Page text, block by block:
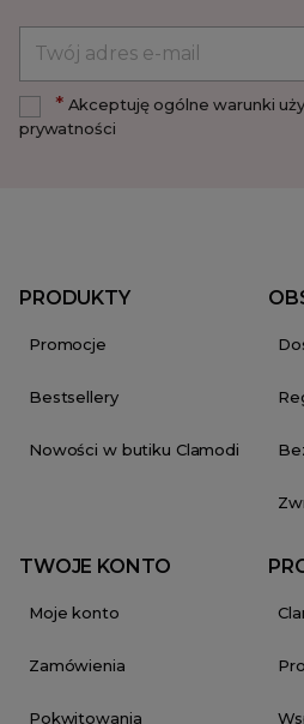
*Akceptuję ogólne warunki
prywatności
PRODUKTY
Promocje
Bestsellery
Nowości w butiku Clamodi
TWOJE KONTO
Moje konto
Zamówienia
Pokwitowania